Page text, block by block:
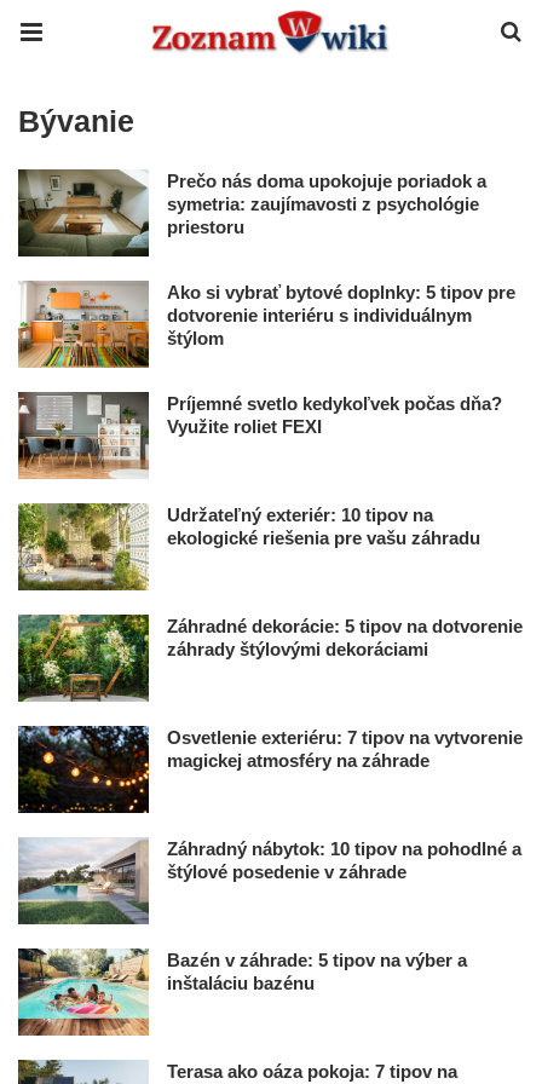
Bývanie
Prečo nás doma upokojuje poriadok a
symetria: zaujímavosti z psychológie
priestoru
Ako si vybrať bytové doplnky: 5 tipov pre
dotvorenie interiéru s individuálnym
štýlom
Príjemné svetlo kedykoľvek počas dňa?
Využite roliet FEXI
Udržateľný exteriér: 10 tipov na
ekologické riešenia pre vašu záhradu
Záhradné dekorácie: 5 tipov na dotvorenie
záhrady štýlovými dekoráciami
Osvetlenie exteriéru: 7 tipov na vytvorenie
magickej atmosféry na záhrade
Záhradný nábytok: 10 tipov na pohodlné a
štýlové posedenie v záhrade
Bazén v záhrade: 5 tipov na výber a
inštaláciu bazénu
Terasa ako oáza pokoja: 7 tipov na